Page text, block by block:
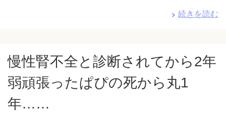
続きを読む
慢性腎不全と診断されてから2年
弱頑張ったぱぴの死から丸1
年……